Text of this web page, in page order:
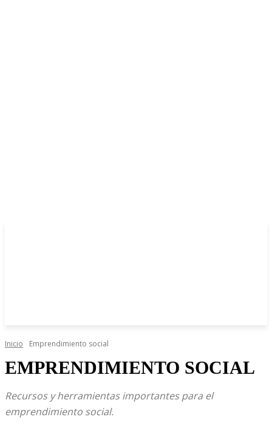
Inicio Emprendimiento social
EMPRENDIMIENTO SOCIAL
Recursos y herramientas importantes para el
emprendimiento social.